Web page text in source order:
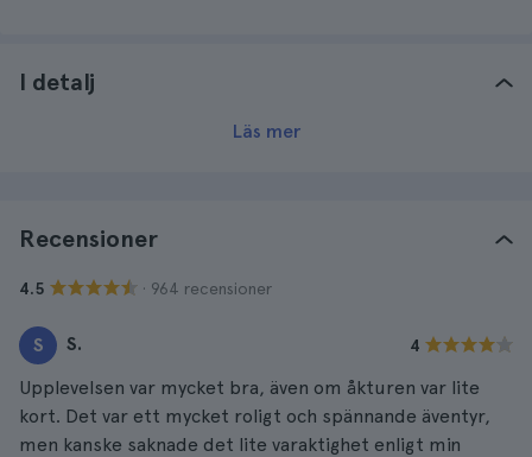
I detalj
Läs mer
Recensioner
4.5 · 964 recensioner
S S. 4
Upplevelsen var mycket bra, även om åkturen var lite
kort. Det var ett mycket roligt och spännande äventyr,
men kanske saknade det lite varaktighet enligt min